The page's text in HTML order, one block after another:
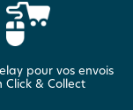
pour vos envois
Click & Collect